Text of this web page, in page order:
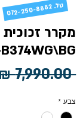
‏7,990.00 ‏₪
צבע *
072-250-8882 .טל